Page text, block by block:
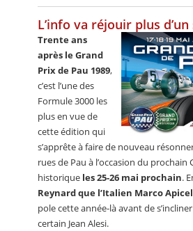
L’info va réjouir plus
Trente ans
après le Grand
Prix de Pau 1989,
c’est l’une des
Formule 3000 les
plus en vue de
cette édition qui
s’apprête à faire de nouveau
rues de Pau à l’occasion du prochain
historique les 25-26 mai prochain.
Reynard que l’Italien Marco
pole cette année-là avant de
certain Jean Alesi.